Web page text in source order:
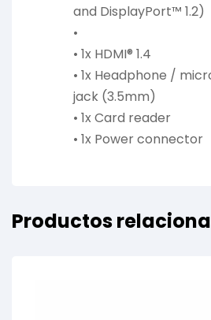
and DisplayPort™ 1.2)
•
• 1x HDMI® 1.4
• 1x Headphone /
jack (3.5mm)
• 1x Card reader
• 1x Power connector
Productos